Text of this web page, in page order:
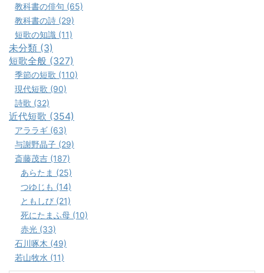
教科書の俳句 (65)
教科書の詩 (29)
短歌の知識 (11)
未分類 (3)
短歌全般 (327)
季節の短歌 (110)
現代短歌 (90)
詩歌 (32)
近代短歌 (354)
アララギ (63)
与謝野晶子 (29)
斎藤茂吉 (187)
あらたま (25)
つゆじも (14)
ともしび (21)
死にたまふ母 (10)
赤光 (33)
石川啄木 (49)
若山牧水 (11)